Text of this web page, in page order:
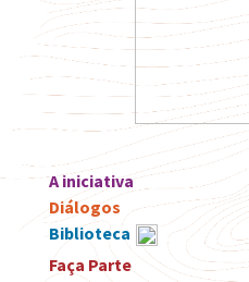
A iniciativa
Diálogos
Biblioteca
Faça Parte